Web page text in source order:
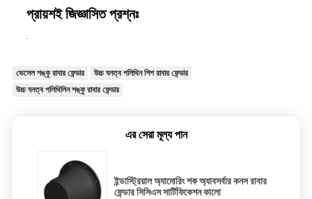
প্রায়শই জিজ্ঞাসিত প্রশ্নঃ
.
ভেসেল শঙ্কু রাবার ফেন্ডার
উচ্চ ঘনত্ব পলিথিন শিপ রাবার ফেন্ডার
উচ্চ ঘনত্ব পলিথিলিন শঙ্কু রাবার ফেন্ডার
এর সেরা মূল্য পান
ইন্ডাস্ট্রিয়াল অ্যামোরিং শক অ্যাবসর্বার কনস রাবার
ফেন্ডার সিসিএস সার্টিফিকেশন কালো